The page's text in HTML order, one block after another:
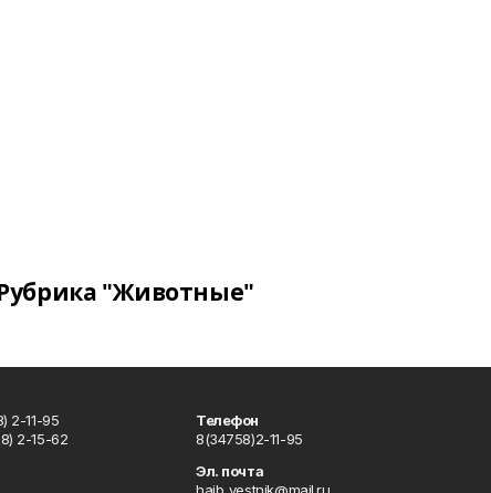
"Животные"
2-11-95
2-15-62
Телефон
8(34758)2-11-95
Эл. почта